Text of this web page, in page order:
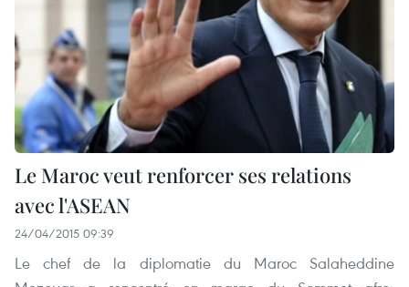
Le Maroc veut renforcer ses relations
avec l'ASEAN
24/04/2015 09:39
Le chef de la diplomatie du Maroc Salaheddine